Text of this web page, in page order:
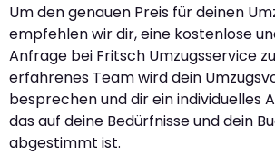
Um den genauen Preis für deinen
empfehlen wir dir, eine kostenlose
Anfrage bei Fritsch Umzugsservice
erfahrenes Team wird dein
besprechen und dir ein individuelles
das auf deine Bedürfnisse und dein
abgestimmt ist.